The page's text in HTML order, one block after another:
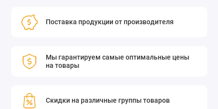
Поставка продукции от производителя
Мы гарантируем самые оптимальные цены
на товары
Скидки на различные группы товаров